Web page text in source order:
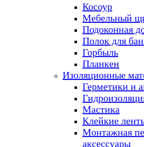
Косоур
Мебельный
Подоконная
Полок для
Горбыль
Планкен
Изоляционные
Герметики и
Мастика
Клейкие
Монтажная
аксессуары